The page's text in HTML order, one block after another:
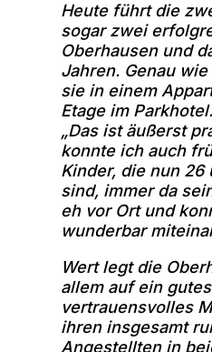
Heute führt die
sogar zwei
Oberhausen und
Jahren. Genau
sie in einem
Etage im Parkhotel.
„Das ist äußerst
konnte ich auch
Kinder, die nun 26
sind, immer da
eh vor Ort und
wunderbar
Wert legt die
allem auf ein
vertrauensvolles
ihren insgesamt
Angestellten in